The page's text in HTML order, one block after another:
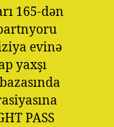
165-dən
evinə
yaxşı
PASS